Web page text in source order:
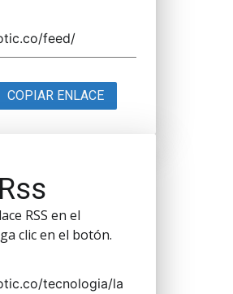
COPIAR ENLACE
RSS en el
clic en el botón.